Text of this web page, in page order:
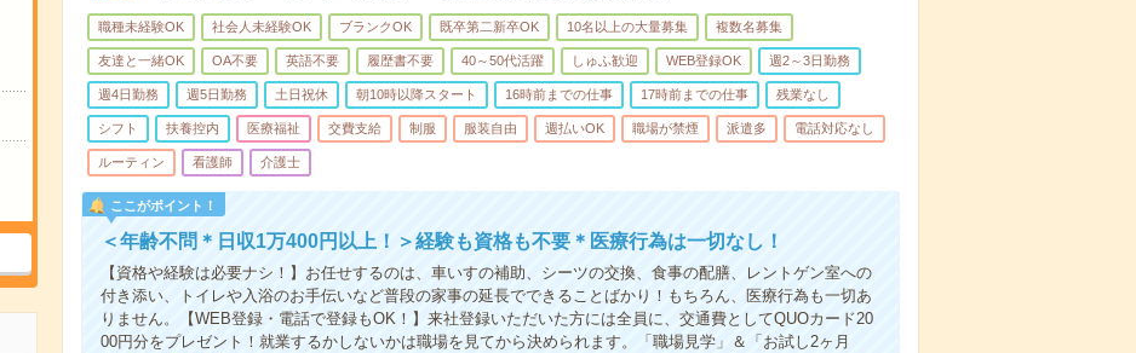
職種未経験OK 社会人未経験OK ブランクOK 既卒第二新卒OK 10名以上の大量募集 複数名募集
友達と一緒OK OA不要 英語不要 履歴書不要 40～50代活躍 しゅふ歓迎 WEB登録OK 週2～3日勤務
週4日勤務 週5日勤務 土日祝休 朝10時以降スタート 16時前までの仕事 17時前までの仕事 残業なし
シフト 扶養控内 医療福祉 交費支給 制服 服装自由 週払いOK 職場が禁煙 派遣多 電話対応なし
ルーティン 看護師 介護士
ここがポイント！
＜年齢不問＊日収1万400円以上！＞経験も資格も不要＊医療行為は一切なし！
【資格や経験は必要ナシ！】お任せするのは、車いすの補助、シーツの交換、食事の配膳、レントゲン室への
付き添い、トイレや入浴のお手伝いなど普段の家事の延長でできることばかり！もちろん、医療行為も一切あ
りません。【WEB登録・電話で登録もOK！】来社登録いただいた方には全員に、交通費としてQUOカード20
00円分をプレゼント！就業するかしないかは職場を見てから決められます。「職場見学」＆「お試し2ヶ月